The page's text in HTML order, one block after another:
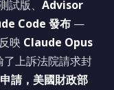
試版、 Advisor
Code 發布 —
映 Claude Opus
了上訴法院請求封
請， 美國財政部